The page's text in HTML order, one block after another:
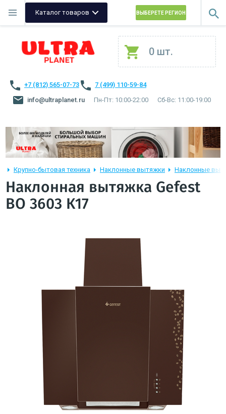
Каталог товаров ВЫБЕРЕТЕ РЕГИОН
0 шт.
+7 (812) 565-07-73
7 (499) 110-59-84
info@ultraplanet.ru
Пн-Пт: 10:00-22:00 Сб-Вс: 11:00-19:00
Крупно-бытовая техника Наклонные вытяжки Наклонные
Наклонная вытяжка Gefest
ВО 3603 К17